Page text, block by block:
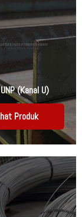
(Kanal U)
Produk